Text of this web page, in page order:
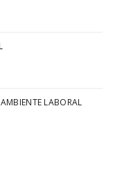
LABORAL